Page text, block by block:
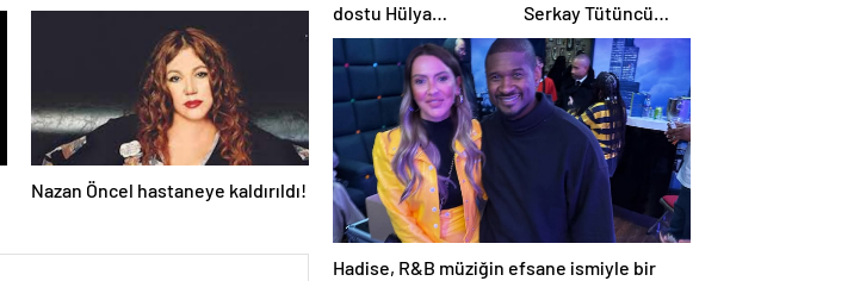
Nazan Öncel hastaneye kaldırıldı!
dostu Hülya
Koçyiğit’e dava açtı
Serkay Tütüncü
ilişkilerinin 1. yılını
kutladı
Hadise, R&B müziğin efsane ismiyle bir